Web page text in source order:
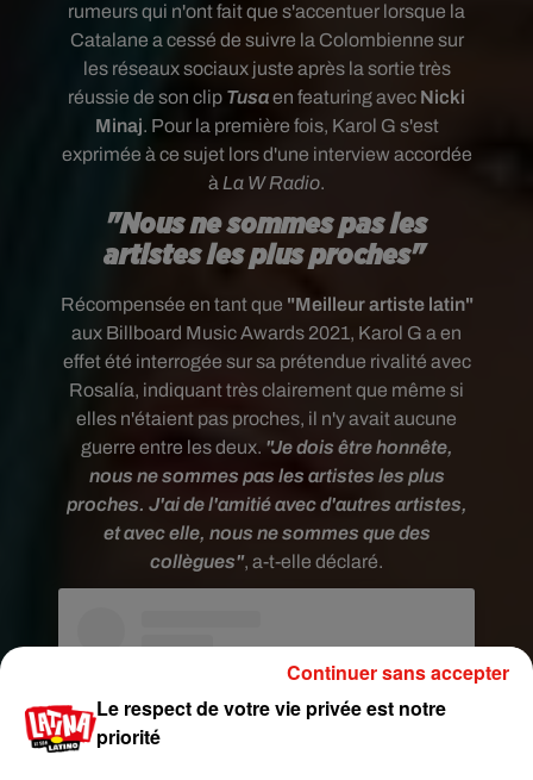
rumeurs qui n'ont fait que s'accentuer lorsque la
Catalane a cessé de suivre la Colombienne sur
les réseaux sociaux juste après la sortie très
réussie de son clip Tusaen featuring avec Nicki
Minaj. Pour la première fois, Karol G s'est
exprimée à ce sujet lors d'une interview accordée
à La W Radio.
"Nous ne sommes pas les
artistes les plus proches"
Récompensée en tant que "Meilleur artiste latin"
aux Billboard Music Awards 2021, Karol G a en
effet été interrogée sur sa prétendue rivalité avec
Rosalía, indiquant très clairement que même si
elles n'étaient pas proches, il n'y avait aucune
guerre entre les deux. "Je dois être honnête,
nous ne sommes pas les artistes les plus
proches. J'ai de l'amitié avec d'autres artistes,
et avec elle, nous ne sommes que des
collègues", a-t-elle déclaré.
Le respect de votre vie privée est notre
priorité
Continuer sans accepter